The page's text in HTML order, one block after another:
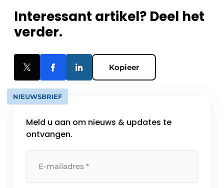
Interessant artikel? Deel het
verder.
Kopieer
NIEUWSBRIEF
Meld u aan om nieuws & updates te
ontvangen.